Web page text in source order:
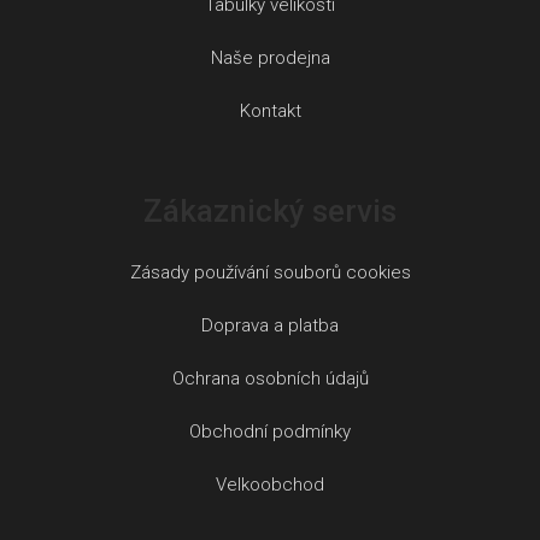
Tabulky velikostí
Naše prodejna
Kontakt
Zásady používání souborů cookies
Doprava a platba
Ochrana osobních údajů
Obchodní podmínky
Velkoobchod